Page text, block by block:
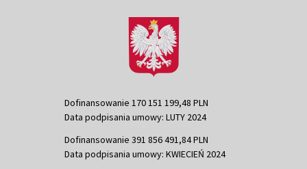
Dofinansowanie 170 151 199,48 PLN
Data podpisania umowy: LUTY 2024
Dofinansowanie 391 856 491,84 PLN
Data podpisania umowy: KWIECIEŃ 2024